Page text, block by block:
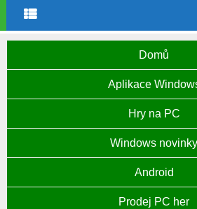
Domů
Aplikace
Hry na PC
Windows novinky
Android
Prodej PC her